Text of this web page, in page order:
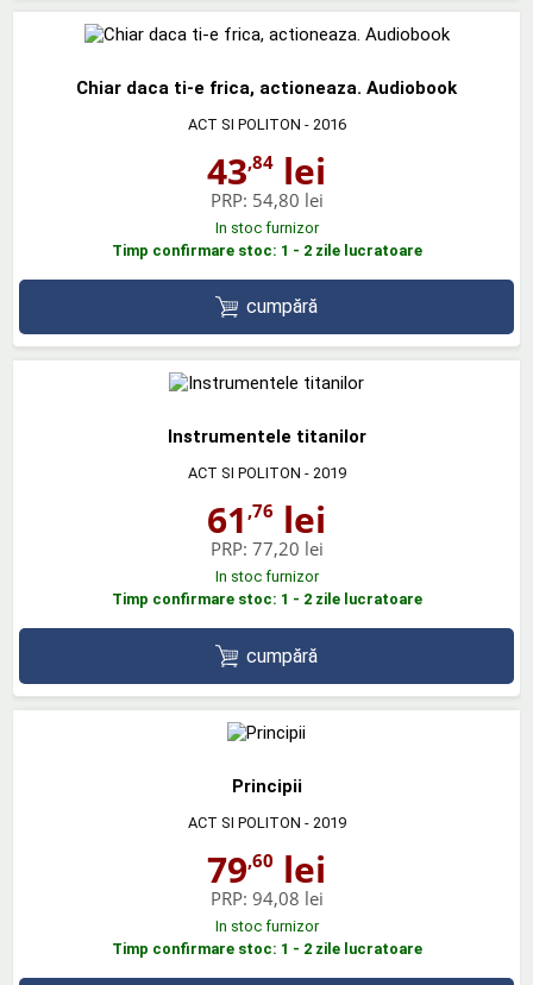
Chiar daca ti-e frica, actioneaza. Audiobook
ACT SI POLITON - 2016
43,84 lei
PRP: 54,80 lei
In stoc furnizor
Timp confirmare stoc: 1 - 2 zile lucratoare
cumpără
Instrumentele titanilor
ACT SI POLITON - 2019
61 ,76 lei
PRP: 77,20 lei
In stoc furnizor
Timp confirmare stoc: 1 - 2 zile lucratoare
cumpără
Principii
ACT SI POLITON - 2019
79,60 lei
PRP: 94,08 lei
In stoc furnizor
Timp confirmare stoc: 1 - 2 zile lucratoare